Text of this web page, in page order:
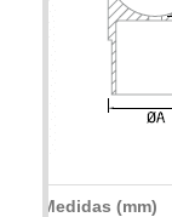
Medidas (mm)